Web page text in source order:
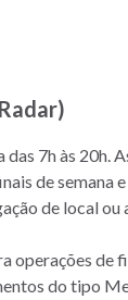
7h às 20h.
de semana
de local ou
operações de
do tipo